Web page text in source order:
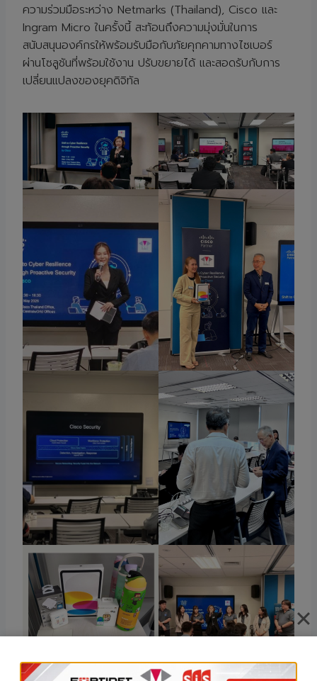
ความร่วมมือระหว่าง Netmarks (Thailand), Cisco และ
Ingram Micro ในครั้งนี้ สะท้อนถึงความมุ่งมั่นในการ
สนับสนุนองค์กรให้พร้อมรับมือกับภัยคุกคามทางไซเบอร์
ผ่านโซลูชันที่พร้อมใช้งาน ปรับขยายได้ และสอดรับกับการ
เปลี่ยนแปลงของยุคดิจิทัล